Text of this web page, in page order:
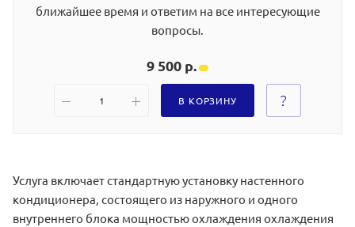
ближайшее время и ответим на все интересующие
вопросы.
9 500 р.
В КОРЗИНУ
Услуга включает стандартную установку настенного
кондиционера, состоящего из наружного и одного
внутреннего блока мощностью охлаждения охлаждения